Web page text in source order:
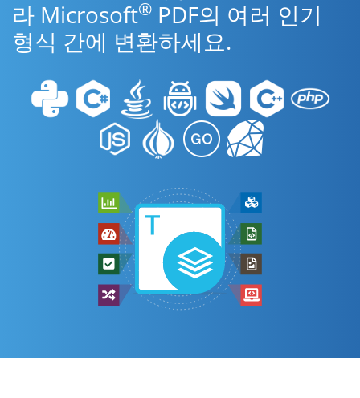
라 Microsoft® PDF의 여러 인기
형식 간에 변환하세요.